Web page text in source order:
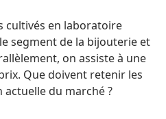
cultivés en laboratoire
segment de la bijouterie et
on assiste à une
Que doivent retenir les
du marché ?